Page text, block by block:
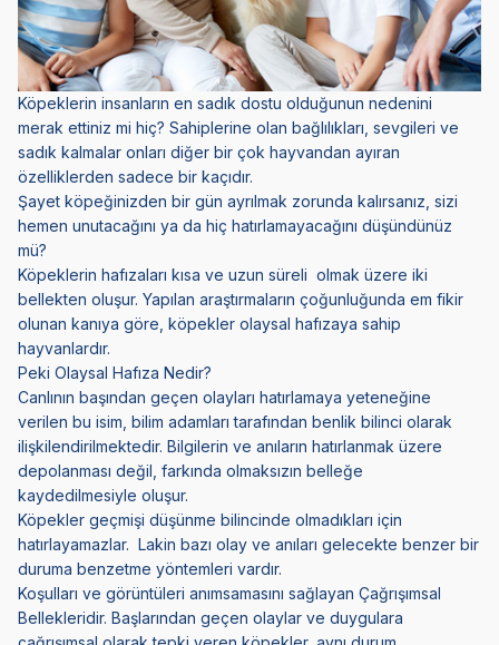
Köpeklerin insanların en sadık dostu olduğunun nedenini
merak ettiniz mi hiç? Sahiplerine olan bağlılıkları, sevgileri ve
sadık kalmalar onları diğer bir çok hayvandan ayıran
özelliklerden sadece bir kaçıdır.
Şayet köpeğinizden bir gün ayrılmak zorunda kalırsanız, sizi
hemen unutacağını ya da hiç hatırlamayacağını düşündünüz
mü?
Köpeklerin hafızaları kısa ve uzun süreli olmak üzere iki
bellekten oluşur. Yapılan araştırmaların çoğunluğunda em fikir
olunan kanıya göre, köpekler olaysal hafızaya sahip
hayvanlardır.
Peki Olaysal Hafıza Nedir?
Canlının başından geçen olayları hatırlamaya yeteneğine
verilen bu isim, bilim adamları tarafından benlik bilinci olarak
ilişkilendirilmektedir. Bilgilerin ve anıların hatırlanmak üzere
depolanması değil, farkında olmaksızın belleğe
kaydedilmesiyle oluşur.
Köpekler geçmişi düşünme bilincinde olmadıkları için
hatırlayamazlar. Lakin bazı olay ve anıları gelecekte benzer bir
duruma benzetme yöntemleri vardır.
Koşulları ve görüntüleri anımsamasını sağlayan Çağrışımsal
Bellekleridir. Başlarından geçen olaylar ve duygulara